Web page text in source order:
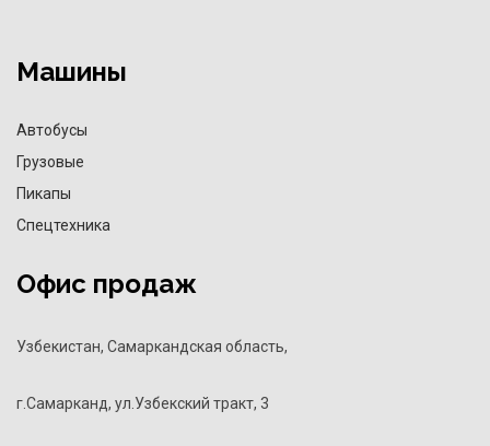
Машины
Автобусы
Грузовые
Пикапы
Спецтехника
Офис продаж
Узбекистан, Самаркандская область,
г.Самарканд, ул.Узбекский тракт, 3